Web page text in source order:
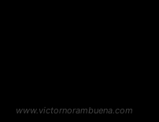
www.victornorambuena.com